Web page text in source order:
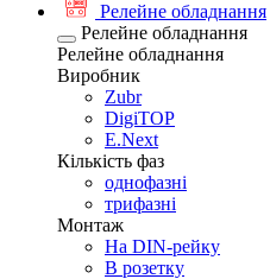
Релейне обладнання
Релейне обладнання
Релейне обладнання
Виробник
Zubr
DigiTOP
E.Next
Кількість фаз
однофазні
трифазні
Монтаж
На DIN-рейку
В розетку